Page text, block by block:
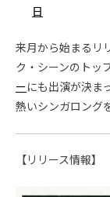
日
来月から始まるリ
ク・シーンのトッ
ーにも出演が決ま
熱いシンガロング
【リリース情報】